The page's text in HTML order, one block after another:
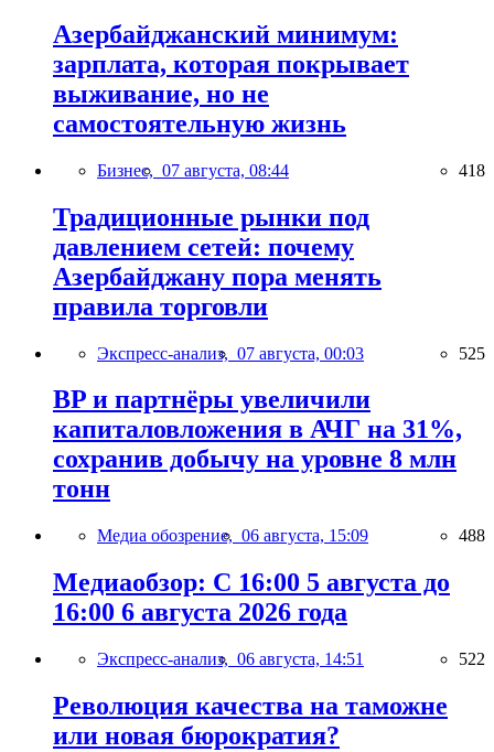
Азербайджанский минимум:
зарплата, которая покрывает
выживание, но не
самостоятельную жизнь
Бизнес, 07 августа, 08:44 418
Традиционные рынки под
давлением сетей: почему
Азербайджану пора менять
правила торговли
Экспресс-анализ, 07 августа, 00:03 525
BP и партнёры увеличили
капиталовложения в АЧГ на 31%,
сохранив добычу на уровне 8 млн
тонн
Медиа обозрение, 06 августа, 15:09 488
Медиаобзор: С 16:00 5 августа до
16:00 6 августа 2026 года
Экспресс-анализ, 06 августа, 14:51 522
Революция качества на таможне
или новая бюрократия?